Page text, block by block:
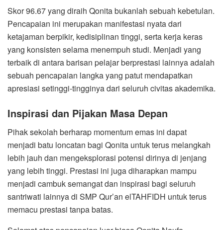
Skor 96.67 yang diraih Qonita bukanlah sebuah kebetulan.
Pencapaian ini merupakan manifestasi nyata dari
ketajaman berpikir, kedisiplinan tinggi, serta kerja keras
yang konsisten selama menempuh studi. Menjadi yang
terbaik di antara barisan pelajar berprestasi lainnya adalah
sebuah pencapaian langka yang patut mendapatkan
apresiasi setinggi-tingginya dari seluruh civitas akademika.
Inspirasi dan Pijakan Masa Depan
Pihak sekolah berharap momentum emas ini dapat
menjadi batu loncatan bagi Qonita untuk terus melangkah
lebih jauh dan mengeksplorasi potensi dirinya di jenjang
yang lebih tinggi. Prestasi ini juga diharapkan mampu
menjadi cambuk semangat dan inspirasi bagi seluruh
santriwati lainnya di SMP Qur’an elTAHFIDH untuk terus
memacu prestasi tanpa batas.